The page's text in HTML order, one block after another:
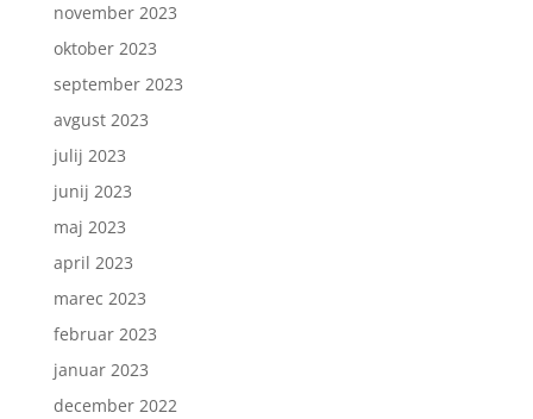
november 2023
oktober 2023
september 2023
avgust 2023
julij 2023
junij 2023
maj 2023
april 2023
marec 2023
februar 2023
januar 2023
december 2022